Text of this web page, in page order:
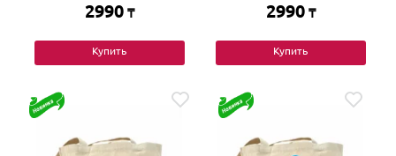
2990 ₸
Купить
2990 ₸
Купить